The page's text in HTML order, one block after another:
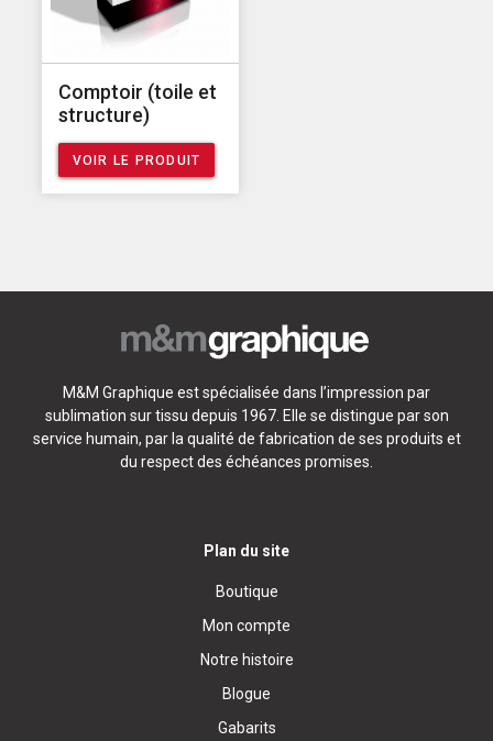
Comptoir (toile et
structure)
VOIR LE PRODUIT
M&M Graphique est spécialisée dans l’impression par
sublimation sur tissu depuis 1967. Elle se distingue par son
service humain, par la qualité de fabrication de ses produits et
du respect des échéances promises.
Plan du site
Boutique
Mon compte
Notre histoire
Blogue
Gabarits